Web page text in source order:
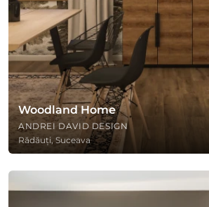
Woodland Home
ANDREI DAVID DESIGN
Rădăuți, Suceava